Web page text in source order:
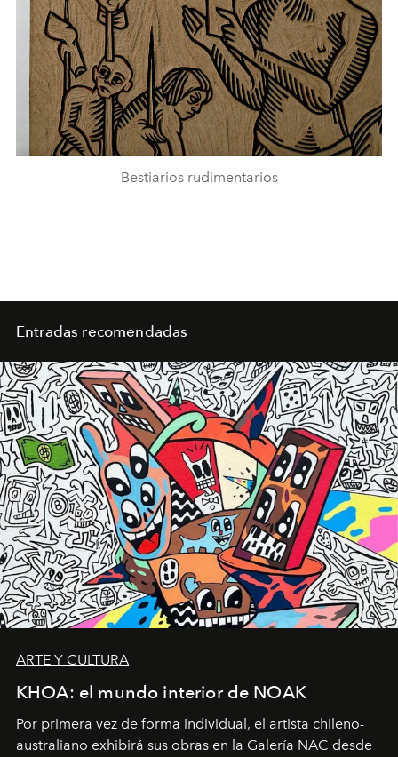
Bestiarios rudimentarios
Entradas recomendadas
ARTE Y CULTURA
KHOA: el mundo interior de NOAK
Por primera vez de forma individual, el artista chileno-
australiano exhibirá sus obras en la Galería NAC desde